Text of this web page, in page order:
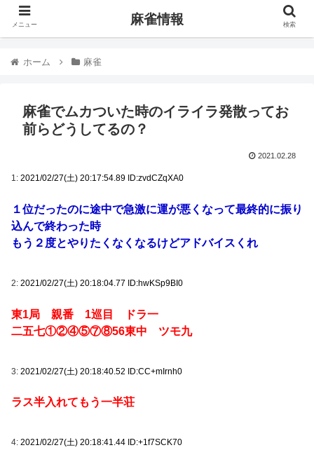
ホーム 麻雀
麻雀でムカついた時のイライラ発散ってお
前らどうしてるの？
2021.02.28
1: 2021/02/27(土) 20:17:54.89 ID:zvdCZqXA0
１位だったのに途中で急激に運が悪くなって最終的に振り
込んで終わった時
もう２度とやりたくなくなるけどアドバイスくれ
2: 2021/02/27(土) 20:18:04.77 ID:hwKSp9BI0
東1局 親番 1巡目 ドラ一
二五七①②④⑤⑦⑧56東中 ツモ九
3: 2021/02/27(土) 20:18:40.52 ID:CC+mIrnh0
ラス半入れてもう一半荘
4: 2021/02/27(土) 20:18:41.44 ID:+1f7SCK70
メニュー 麻雀情報 検索